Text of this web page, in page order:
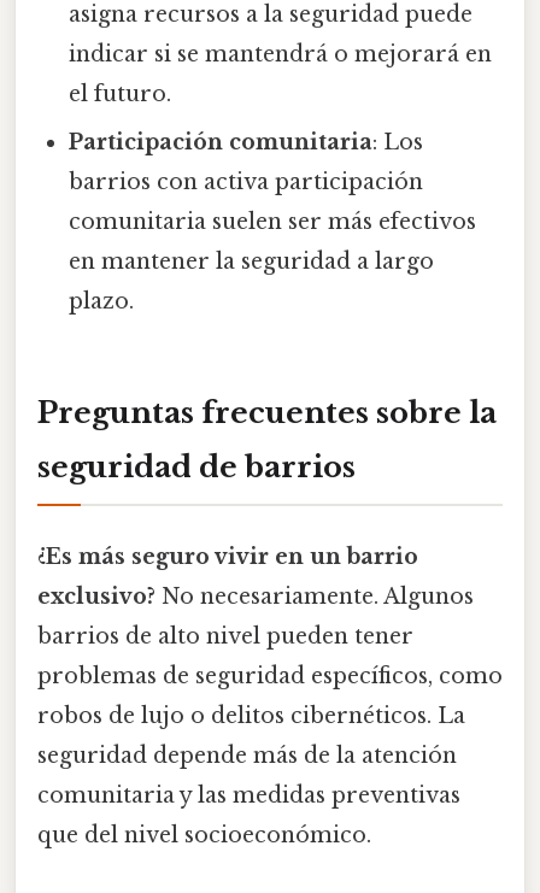
asigna recursos a la seguridad puede
indicar si se mantendrá o mejorará en
el futuro.
Participación comunitaria: Los
barrios con activa participación
comunitaria suelen ser más efectivos
en mantener la seguridad a largo
plazo.
Preguntas frecuentes sobre la
seguridad de barrios
¿Es más seguro vivir en un barrio
exclusivo? No necesariamente. Algunos
barrios de alto nivel pueden tener
problemas de seguridad específicos, como
robos de lujo o delitos cibernéticos. La
seguridad depende más de la atención
comunitaria y las medidas preventivas
que del nivel socioeconómico.